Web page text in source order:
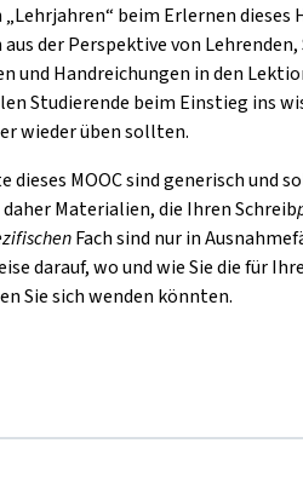
beim Erlernen dieses
aus der Perspektive von
und Handreichungen in den
Studierende beim Einstieg ins
wieder üben sollten.
dieses MOOC sind generisch und
daher Materialien, die Ihren Schreib
Fach sind nur in
darauf, wo und wie Sie die für
Sie sich wenden könnten.